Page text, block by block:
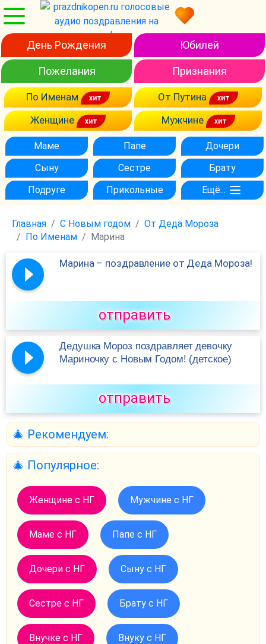
День Рождения Юбилей
Пожелания Признания
По Именам
От Путина
Женщине
Мужчине
Маме Папе
Дочери
Сыну
Сестре
Брату
Подруге
Прикольные Ещё...
Главная С Новым годом
От Деда Мороза
По Именам
Марина
Марина – поздравление от Деда Мороза!
отправить
Дедушка Мороз поздравляет девочку
Мариночку с Новым Годом! (детское)
отправить
🎄 Рекомендуем:
🎄 Популярное:
Женщине с НГ Мужчине с НГ
Маме с НГ Папе с НГ
Дочери с НГ Сыну с НГ
Сестре с НГ Брату с НГ
Внучке с НГ Внуку с НГ